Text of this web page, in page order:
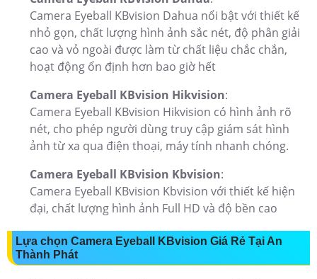
Camera Eyeball KBvision Dahua nổi bật với thiết kế
nhỏ gọn, chất lượng hình ảnh sắc nét, độ phân giải
cao và vỏ ngoài được làm từ chất liệu chắc chắn,
hoạt động ổn định hơn bao giờ hết
Camera Eyeball KBvision Hikvision:
Camera Eyeball KBvision Hikvision có hình ảnh rõ
nét, cho phép người dùng truy cập giám sát hình
ảnh từ xa qua điện thoại, máy tính nhanh chóng.
Camera Eyeball KBvision Kbvision:
Camera Eyeball KBvision Kbvision với thiết kế hiện
đại, chất lượng hình ảnh Full HD và độ bền cao
Lựa chọn Camera Eyeball KBvision Giá Rẻ Tại An
Thành Phát